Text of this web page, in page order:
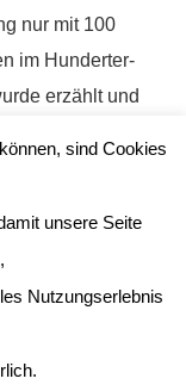
nur mit 100
im Hunderter-
erzählt und
in der
sind Cookies
unsere Seite
Nutzungserlebnis